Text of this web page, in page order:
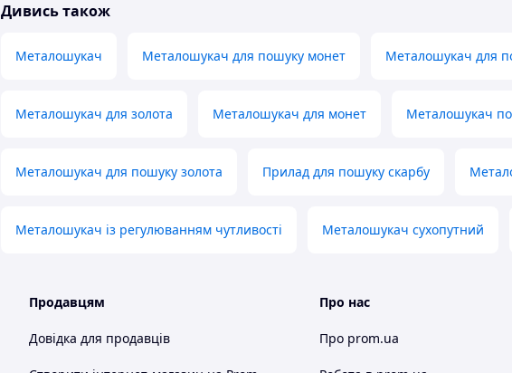
Дивись також
Металошукач Металошукач для пошуку монет Металошукач для
Металошукач для золота Металошукач для монет Металошукач
Металошукач для пошуку золота Прилад для пошуку скарбу
Металошукач із регулюванням чутливості Металошукач сухопутний
Продавцям
Довідка для продавців
Про нас
Про prom.ua